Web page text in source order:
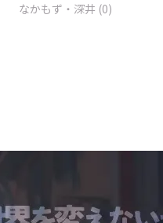
なかもず・深井 (0)